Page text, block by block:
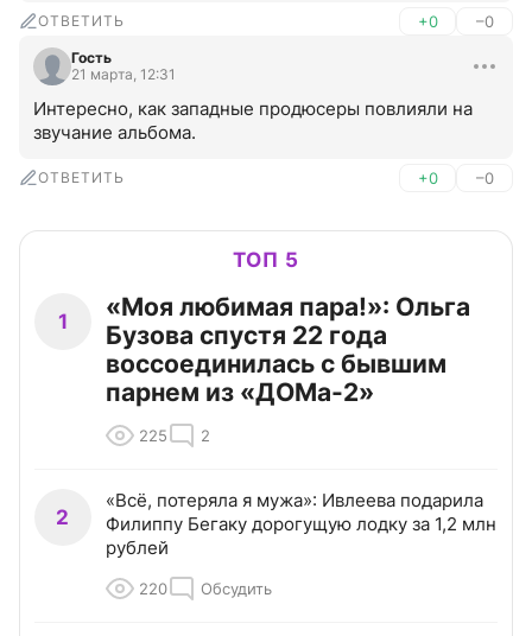
ОТВЕТИТЬ +0 –0
Гость
21 марта, 12:31
Интересно, как западные продюсеры повлияли на
звучание альбома.
ОТВЕТИТЬ +0 –0
ТОП 5
1
«Моя любимая пара!»: Ольга
Бузова спустя 22 года
воссоединилась с бывшим
парнем из «ДОМа-2»
225 2
2
«Всё, потеряла я мужа»: Ивлеева подарила
Филиппу Бегаку дорогущую лодку за 1,2 млн
рублей
220 Обсудить